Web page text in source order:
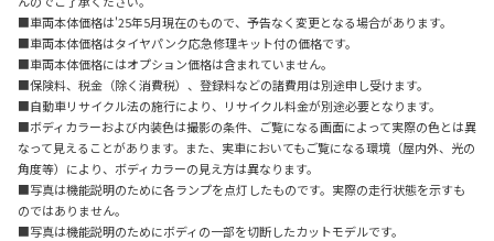
■車両本体価格は'25年5月現在のもので、予告なく変更となる場合があります。
■車両本体価格はタイヤパンク応急修理キット付の価格です。
■車両本体価格にはオプション価格は含まれていません。
■保険料、税金（除く消費税）、登録料などの諸費用は別途申し受けます。
■自動車リサイクル法の施行により、リサイクル料金が別途必要となります。
■ボディカラーおよび内装色は撮影の条件、ご覧になる画面によって実際の色とは異
なって見えることがあります。また、実車においてもご覧になる環境（屋内外、光の
角度等）により、ボディカラーの見え方は異なります。
■写真は機能説明のために各ランプを点灯したものです。実際の走行状態を示すも
のではありません。
■写真は機能説明のためにボディの一部を切断したカットモデルです。